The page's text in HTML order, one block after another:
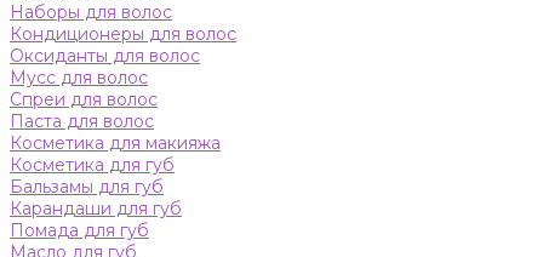
Наборы для волос
Кондиционеры для волос
Оксиданты для волос
Мусс для волос
Спреи для волос
Паста для волос
Косметика для макияжа
Косметика для губ
Бальзамы для губ
Карандаши для губ
Помада для губ
Масло для губ